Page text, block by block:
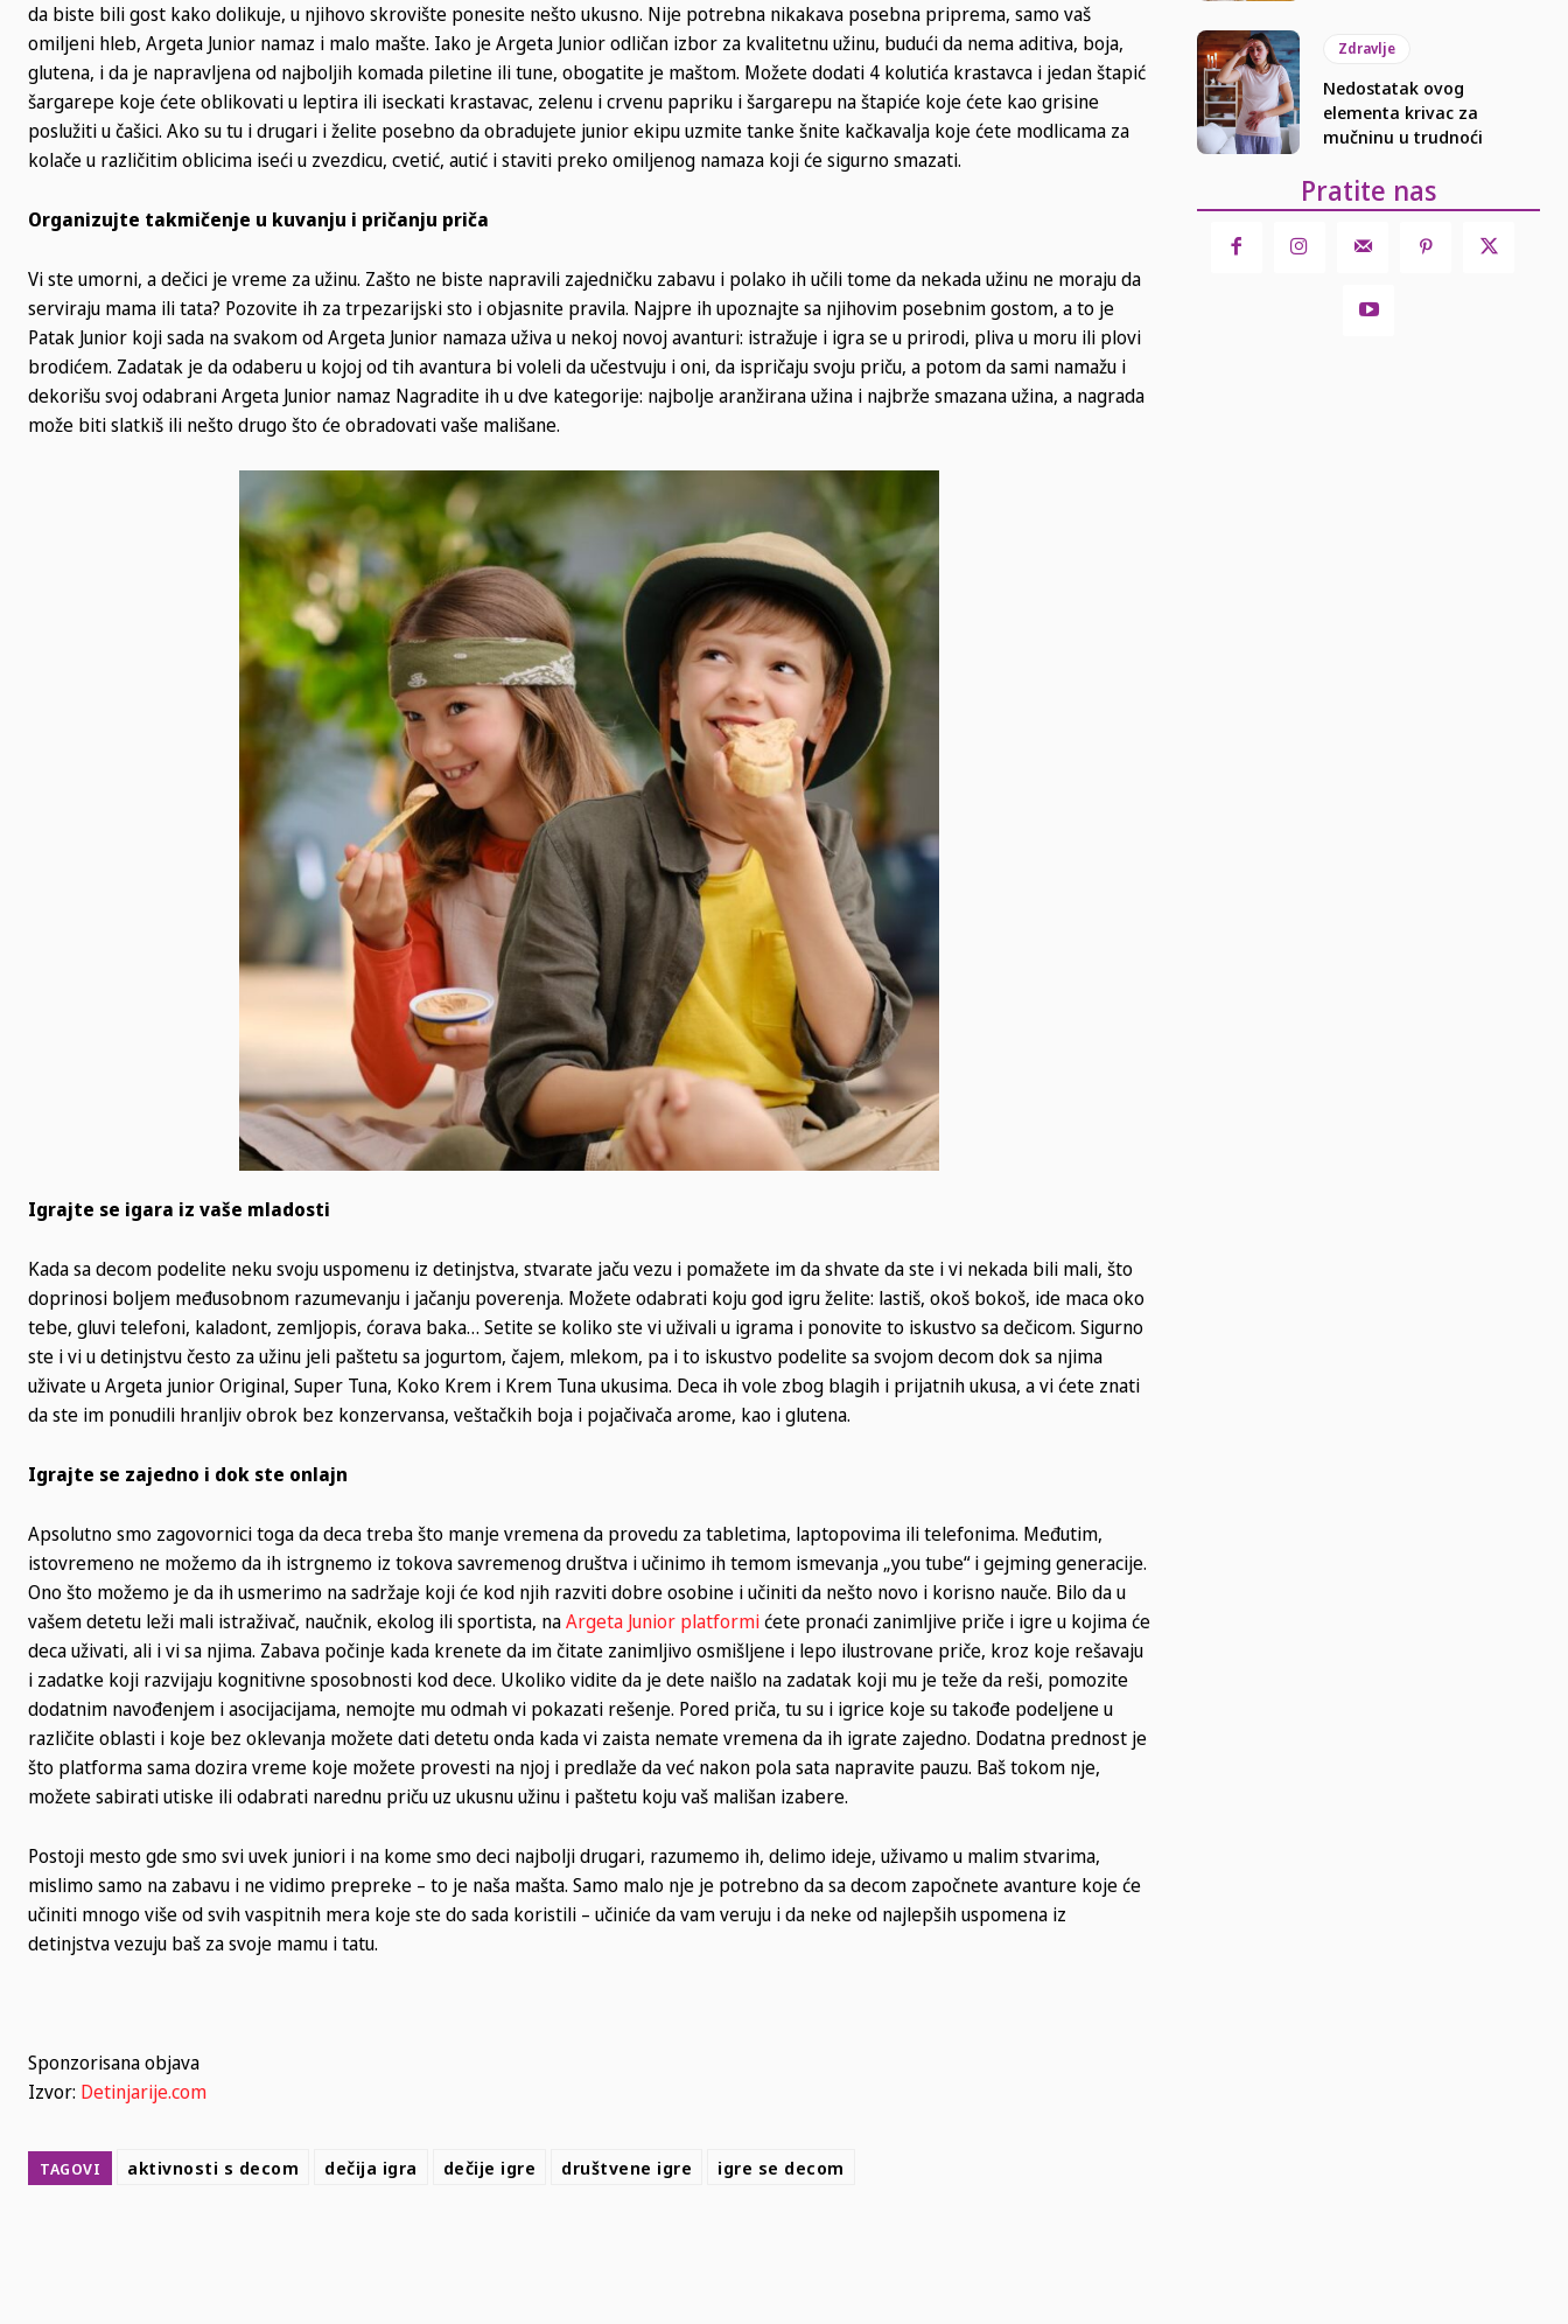
da biste bili gost kako dolikuje, u njihovo skrovište ponesite nešto ukusno. Nije potrebna nikakava posebna priprema, samo vaš
omiljeni hleb, Argeta Junior namaz i malo mašte. Iako je Argeta Junior odličan izbor za kvalitetnu užinu, budući da nema aditiva, boja,
glutena, i da je napravljena od najboljih komada piletine ili tune, obogatite je maštom. Možete dodati 4 kolutića krastavca i jedan štapić
šargarepe koje ćete oblikovati u leptira ili iseckati krastavac, zelenu i crvenu papriku i šargarepu na štapiće koje ćete kao grisine
poslužiti u čašici. Ako su tu i drugari i želite posebno da obradujete junior ekipu uzmite tanke šnite kačkavalja koje ćete modlicama za
kolače u različitim oblicima iseći u zvezdicu, cvetić, autić i staviti preko omiljenog namaza koji će sigurno smazati.
Organizujte takmičenje u kuvanju i pričanju priča
Vi ste umorni, a dečici je vreme za užinu. Zašto ne biste napravili zajedničku zabavu i polako ih učili tome da nekada užinu ne moraju da
serviraju mama ili tata? Pozovite ih za trpezarijski sto i objasnite pravila. Najpre ih upoznajte sa njihovim posebnim gostom, a to je
Patak Junior koji sada na svakom od Argeta Junior namaza uživa u nekoj novoj avanturi: istražuje i igra se u prirodi, pliva u moru ili plovi
brodićem. Zadatak je da odaberu u kojoj od tih avantura bi voleli da učestvuju i oni, da ispričaju svoju priču, a potom da sami namažu i
dekorišu svoj odabrani Argeta Junior namaz Nagradite ih u dve kategorije: najbolje aranžirana užina i najbrže smazana užina, a nagrada
može biti slatkiš ili nešto drugo što će obradovati vaše mališane.
Igrajte se igara iz vaše mladosti
Kada sa decom podelite neku svoju uspomenu iz detinjstva, stvarate jaču vezu i pomažete im da shvate da ste i vi nekada bili mali, što
doprinosi boljem međusobnom razumevanju i jačanju poverenja. Možete odabrati koju god igru želite: lastiš, okoš bokoš, ide maca oko
tebe, gluvi telefoni, kaladont, zemljopis, ćorava baka… Setite se koliko ste vi uživali u igrama i ponovite to iskustvo sa dečicom. Sigurno
ste i vi u detinjstvu često za užinu jeli paštetu sa jogurtom, čajem, mlekom, pa i to iskustvo podelite sa svojom decom dok sa njima
uživate u Argeta junior Original, Super Tuna, Koko Krem i Krem Tuna ukusima. Deca ih vole zbog blagih i prijatnih ukusa, a vi ćete znati
da ste im ponudili hranljiv obrok bez konzervansa, veštačkih boja i pojačivača arome, kao i glutena.
Igrajte se zajedno i dok ste onlajn
Apsolutno smo zagovornici toga da deca treba što manje vremena da provedu za tabletima, laptopovima ili telefonima. Međutim,
istovremeno ne možemo da ih istrgnemo iz tokova savremenog društva i učinimo ih temom ismevanja „you tube“ i gejming generacije.
Ono što možemo je da ih usmerimo na sadržaje koji će kod njih razviti dobre osobine i učiniti da nešto novo i korisno nauče. Bilo da u
vašem detetu leži mali istraživač, naučnik, ekolog ili sportista, naArgeta Junior platformićete pronaći zanimljive priče i igre u kojima će
deca uživati, ali i vi sa njima. Zabava počinje kada krenete da im čitate zanimljivo osmišljene i lepo ilustrovane priče, kroz koje rešavaju
i zadatke koji razvijaju kognitivne sposobnosti kod dece. Ukoliko vidite da je dete naišlo na zadatak koji mu je teže da reši, pomozite
dodatnim navođenjem i asocijacijama, nemojte mu odmah vi pokazati rešenje. Pored priča, tu su i igrice koje su takođe podeljene u
različite oblasti i koje bez oklevanja možete dati detetu onda kada vi zaista nemate vremena da ih igrate zajedno. Dodatna prednost je
što platforma sama dozira vreme koje možete provesti na njoj i predlaže da već nakon pola sata napravite pauzu. Baš tokom nje,
možete sabirati utiske ili odabrati narednu priču uz ukusnu užinu i paštetu koju vaš mališan izabere.
Postoji mesto gde smo svi uvek juniori i na kome smo deci najbolji drugari, razumemo ih, delimo ideje, uživamo u malim stvarima,
mislimo samo na zabavu i ne vidimo prepreke – to je naša mašta. Samo malo nje je potrebno da sa decom započnete avanture koje će
učiniti mnogo više od svih vaspitnih mera koje ste do sada koristili – učiniće da vam veruju i da neke od najlepših uspomena iz
detinjstva vezuju baš za svoje mamu i tatu.
Sponzorisana objava
Izvor: Detinjarije.com
TAGOVI aktivnosti s decom dečija igra dečije igre društvene igre igre se decom
Zdravlje
Nedostatak ovog
elementa krivac za
mučninu u trudnoći
Pratite nas